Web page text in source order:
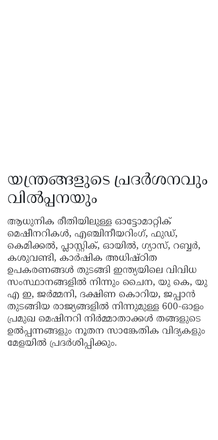
യന്ത്രങ്ങളുടെ പ്രദർശനവും
വിൽപ്പനയും
ആധുനിക രീതിയിലുള്ള ഓട്ടോമാറ്റിക്
മെഷീനറികൾ, എഞ്ചിനീയറിംഗ്, ഫുഡ്,
കെമിക്കൽ, പ്ലാസ്റ്റിക്, ഓയിൽ, ഗ്യാസ്, റബ്ബർ,
കശുവണ്ടി, കാർഷിക അധിഷ്ഠിത
ഉപകരണങ്ങൾ തുടങ്ങി ഇന്ത്യയിലെ വിവിധ
സംസ്ഥാനങ്ങളിൽ നിന്നും ചൈന, യു കെ, യു
എ ഇ, ജർമ്മനി, ദക്ഷിണ കൊറിയ, ജപ്പാൻ
തുടങ്ങിയ രാജ്യങ്ങളിൽ നിന്നുമുള്ള 600-ഓളം
പ്രമുഖ മെഷിനറി നിർമ്മാതാക്കൾ തങ്ങളുടെ
ഉൽപ്പന്നങ്ങളും നൂതന സാങ്കേതിക വിദ്യകളും
മേളയിൽ പ്രദർശിപ്പിക്കും.